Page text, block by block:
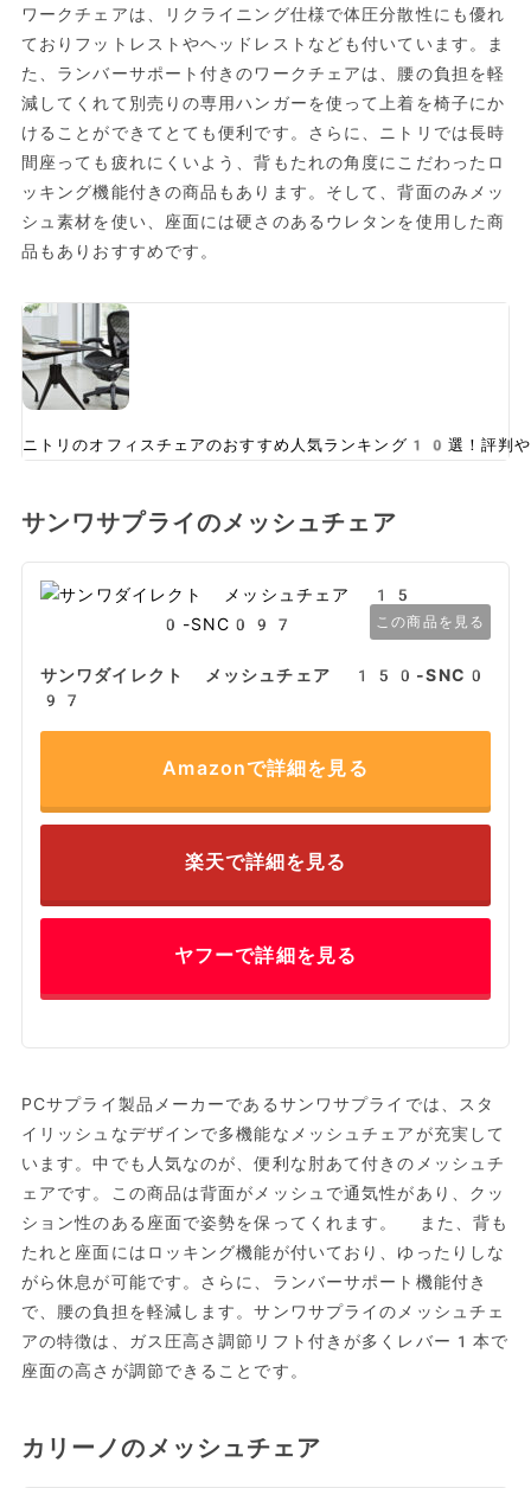
ワークチェアは、リクライニング仕様で体圧分散性にも優れ
ておりフットレストやヘッドレストなども付いています。ま
た、ランバーサポート付きのワークチェアは、腰の負担を軽
減してくれて別売りの専用ハンガーを使って上着を椅子にか
けることができてとても便利です。さらに、ニトリでは長時
間座っても疲れにくいよう、背もたれの角度にこだわったロ
ッキング機能付きの商品もあります。そして、背面のみメッ
シュ素材を使い、座面には硬さのあるウレタンを使用した商
品もありおすすめです。
ニトリのオフィスチェアのおすすめ人気ランキング10選！評判
サンワサプライのメッシュチェア
この商品を見る
サンワダイレクト メッシュチェア 150-SNC0
97
Amazonで詳細を見る
楽天で詳細を見る
ヤフーで詳細を見る
PCサプライ製品メーカーであるサンワサプライでは、スタ
イリッシュなデザインで多機能なメッシュチェアが充実して
います。中でも人気なのが、便利な肘あて付きのメッシュチ
ェアです。この商品は背面がメッシュで通気性があり、クッ
ション性のある座面で姿勢を保ってくれます。 また、背も
たれと座面にはロッキング機能が付いており、ゆったりしな
がら休息が可能です。さらに、ランバーサポート機能付き
で、腰の負担を軽減します。サンワサプライのメッシュチェ
アの特徴は、ガス圧高さ調節リフト付きが多くレバー1本で
座面の高さが調節できることです。
カリーノのメッシュチェア